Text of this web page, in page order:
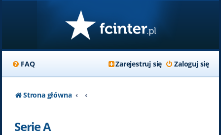
FAQ Zaloguj się
Zarejestruj się
Strona główna
Serie A